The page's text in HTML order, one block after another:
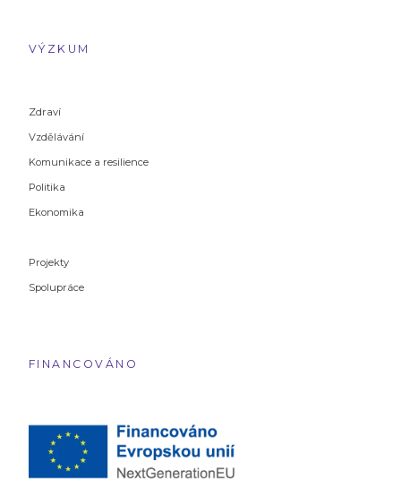
VÝZKUM
Zdraví
Vzdělávání
Komunikace a resilience
Politika
Ekonomika
Projekty
Spolupráce
FINANCOVÁNO